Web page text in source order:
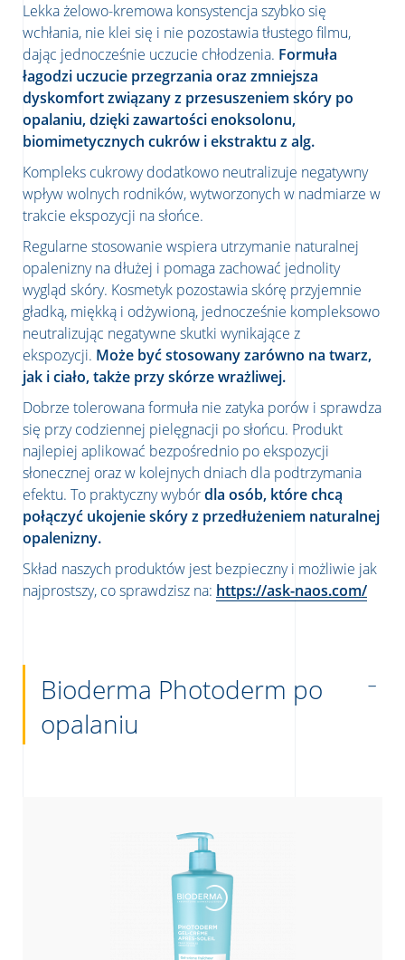
Lekka żelowo-kremowa konsystencja szybko się
wchłania, nie klei się i nie pozostawia tłustego filmu,
dając jednocześnie uczucie chłodzenia. Formuła
łagodzi uczucie przegrzania oraz zmniejsza
dyskomfort związany z przesuszeniem skóry po
opalaniu, dzięki zawartości enoksolonu,
biomimetycznych cukrów i ekstraktu z alg.
Kompleks cukrowy dodatkowo neutralizuje negatywny
wpływ wolnych rodników, wytworzonych w nadmiarze w
trakcie ekspozycji na słońce.
Regularne stosowanie wspiera utrzymanie naturalnej
opalenizny na dłużej i pomaga zachować jednolity
wygląd skóry. Kosmetyk pozostawia skórę przyjemnie
gładką, miękką i odżywioną, jednocześnie kompleksowo
neutralizując negatywne skutki wynikające z
ekspozycji. Może być stosowany zarówno na twarz,
jak i ciało, także przy skórze wrażliwej.
Dobrze tolerowana formuła nie zatyka porów i sprawdza
się przy codziennej pielęgnacji po słońcu. Produkt
najlepiej aplikować bezpośrednio po ekspozycji
słonecznej oraz w kolejnych dniach dla podtrzymania
efektu. To praktyczny wybórdla osób, które chcą
połączyć ukojenie skóry z przedłużeniem naturalnej
opalenizny.
Skład naszych produktów jest bezpieczny i możliwie jak
najprostszy, co sprawdzisz na: https://ask-naos.com/
Bioderma Photoderm po
opalaniu